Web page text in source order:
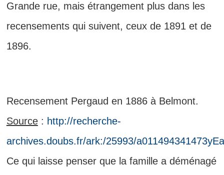
Grande rue, mais étrangement plus dans les
recensements qui suivent, ceux de 1891 et de
1896.
Recensement Pergaud en 1886 à Belmont.
Source: http://recherche-
archives.doubs.fr/ark:/25993/
Ce qui laisse penser que la famille a déménagé